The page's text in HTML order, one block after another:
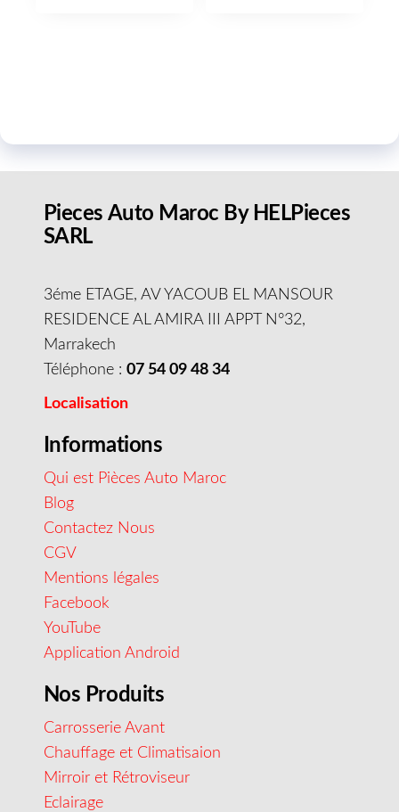
Pieces Auto Maroc By HELPieces
SARL
3éme ETAGE, AV YACOUB EL MANSOUR
RESIDENCE AL AMIRA III APPT N°32,
Marrakech
Téléphone : 07 54 09 48 34
Localisation
Informations
Qui est Pièces Auto Maroc
Blog
Contactez Nous
CGV
Mentions légales
Facebook
YouTube
Application Android
Nos Produits
Carrosserie Avant
Chauffage et Climatisaion
Mirroir et Rétroviseur
Eclairage